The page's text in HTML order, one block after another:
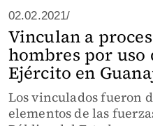
02.02.2021/
Vinculan a
hombres por uso
Ejército en
Los vinculados fueron
elementos de las